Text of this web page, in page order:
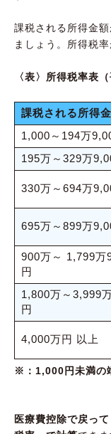
課税される所得金
ましょう。所得税率
〈表〉所得税率表
課税される所得
1,000～194万
195万～329万
330万～694万
695万～899万
900万～ 1,799万
円
1,800万～3,999
円
4,000万円 以上
※：1,000円未満の
医療費控除で戻っ